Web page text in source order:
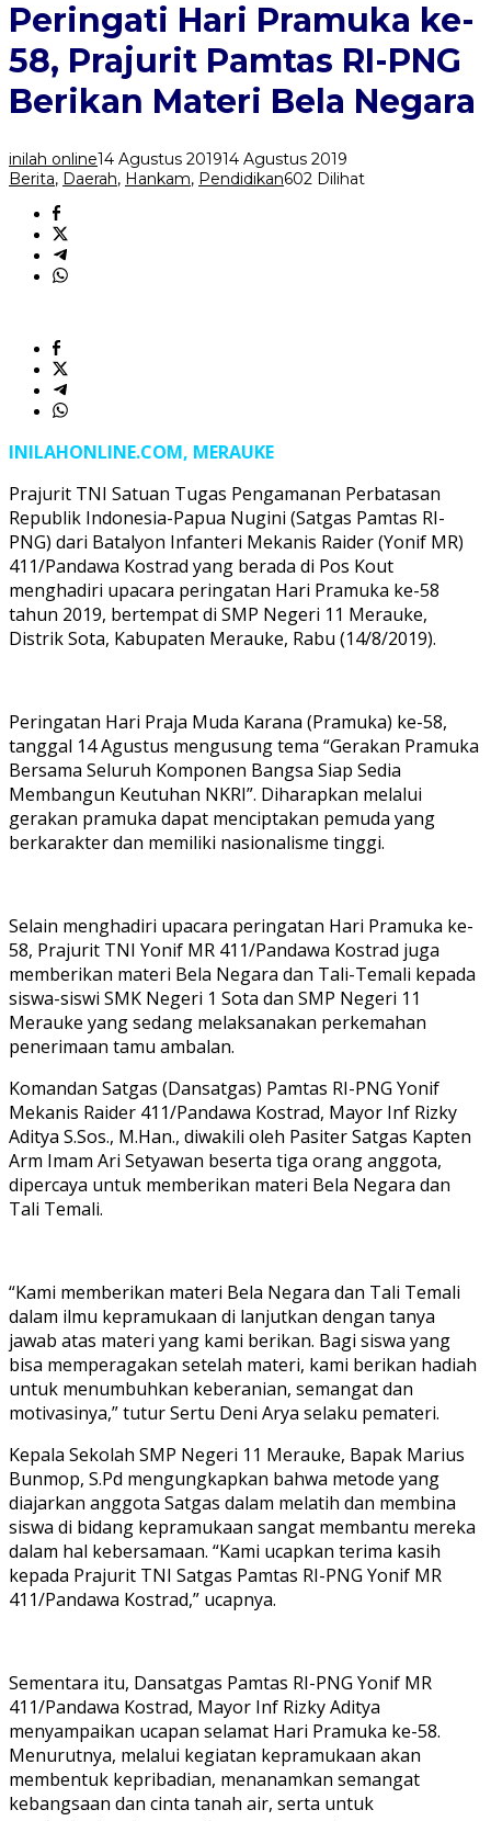
ke-
Prajurit
Pamtas
RI-
Berikan
Materi
Bela
Peringati Hari Pramuka ke-
58, Prajurit Pamtas RI-PNG
Berikan Materi Bela Negara
inilah online14 Agustus 201914 Agustus 2019
Berita, Daerah, Hankam, Pendidikan602 Dilihat
INILAHONLINE.COM, MERAUKE
Prajurit TNI Satuan Tugas Pengamanan Perbatasan
Republik Indonesia-Papua Nugini (Satgas Pamtas RI-
PNG) dari Batalyon Infanteri Mekanis Raider (Yonif MR)
411/Pandawa Kostrad yang berada di Pos Kout
menghadiri upacara peringatan Hari Pramuka ke-58
tahun 2019, bertempat di SMP Negeri 11 Merauke,
Distrik Sota, Kabupaten Merauke, Rabu (14/8/2019).
Peringatan Hari Praja Muda Karana (Pramuka) ke-58,
tanggal 14 Agustus mengusung tema “Gerakan Pramuka
Bersama Seluruh Komponen Bangsa Siap Sedia
Membangun Keutuhan NKRI”. Diharapkan melalui
gerakan pramuka dapat menciptakan pemuda yang
berkarakter dan memiliki nasionalisme tinggi.
Selain menghadiri upacara peringatan Hari Pramuka ke-
58, Prajurit TNI Yonif MR 411/Pandawa Kostrad juga
memberikan materi Bela Negara dan Tali-Temali kepada
siswa-siswi SMK Negeri 1 Sota dan SMP Negeri 11
Merauke yang sedang melaksanakan perkemahan
penerimaan tamu ambalan.
Komandan Satgas (Dansatgas) Pamtas RI-PNG Yonif
Mekanis Raider 411/Pandawa Kostrad, Mayor Inf Rizky
Aditya S.Sos., M.Han., diwakili oleh Pasiter Satgas Kapten
Arm Imam Ari Setyawan beserta tiga orang anggota,
dipercaya untuk memberikan materi Bela Negara dan
Tali Temali.
“Kami memberikan materi Bela Negara dan Tali Temali
dalam ilmu kepramukaan di lanjutkan dengan tanya
jawab atas materi yang kami berikan. Bagi siswa yang
bisa memperagakan setelah materi, kami berikan hadiah
untuk menumbuhkan keberanian, semangat dan
motivasinya,” tutur Sertu Deni Arya selaku pemateri.
Kepala Sekolah SMP Negeri 11 Merauke, Bapak Marius
Bunmop, S.Pd mengungkapkan bahwa metode yang
diajarkan anggota Satgas dalam melatih dan membina
siswa di bidang kepramukaan sangat membantu mereka
dalam hal kebersamaan. “Kami ucapkan terima kasih
kepada Prajurit TNI Satgas Pamtas RI-PNG Yonif MR
411/Pandawa Kostrad,” ucapnya.
Sementara itu, Dansatgas Pamtas RI-PNG Yonif MR
411/Pandawa Kostrad, Mayor Inf Rizky Aditya
menyampaikan ucapan selamat Hari Pramuka ke-58.
Menurutnya, melalui kegiatan kepramukaan akan
membentuk kepribadian, menanamkan semangat
kebangsaan dan cinta tanah air, serta untuk